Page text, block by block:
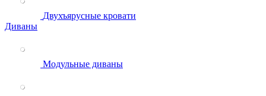
Двухъярусные кровати
Диваны
Модульные диваны